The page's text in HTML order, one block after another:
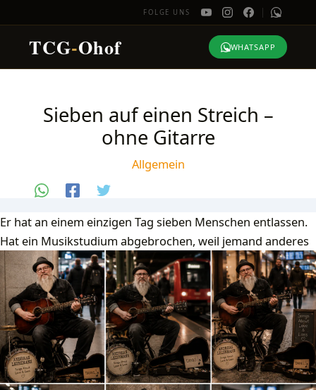
FOLGE UNS
TCG-Ohof WHATSAPP
springenSieben auf einen Streich –
ohne Gitarre
Allgemein
Er hat an einem einzigen Tag sieben Menschen entlassen.
Hat ein Musikstudium abgebrochen, weil jemand anderes